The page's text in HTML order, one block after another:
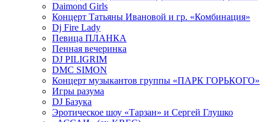
Daimond Girls
Концерт Татьяны Ивановой и гр. «Комбинация»
Dj Fire Lady
Певица ПЛАНКА
Пенная вечеринка
DJ PILIGRIM
DMC SIMON
Концерт музыкантов группы «ПАРК ГОРЬКОГО»
Игры разума
DJ Базука
Эротическое шоу «Тарзан» и Сергей Глушко